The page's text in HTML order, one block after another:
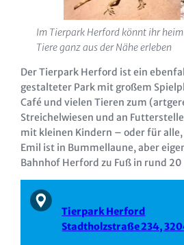
Im Tierpark Herford könnt ihr
Tiere ganz aus der Nähe erleben
Der Tierpark Herford ist ein
gestalteter Park mit großem
Café und vielen Tieren zum
Streichelwiesen und an
mit kleinen Kindern – oder für alle,
Emil ist in Bummellaune, aber
Bahnhof Herford zu Fuß in rund
Tierpark Herford
Stadtholzstraße 234,